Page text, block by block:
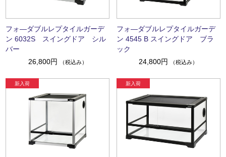
フォ―ダブルレプタイルガーデ
ン 6032S スイングドア シル
バー
26,800円
（税込み）
フォ―ダブルレプタイルガーデ
ン 4545 B スイングドア ブラ
ック
24,800円
（税込み）